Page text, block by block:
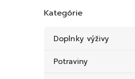
Kategórie
Doplnky výživy
Potraviny